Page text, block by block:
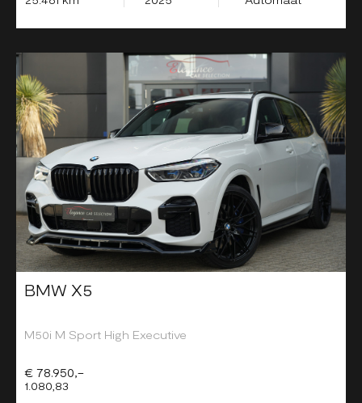
BMW X5
M50i M Sport High Executive
€ 78.950,-
1.080,83